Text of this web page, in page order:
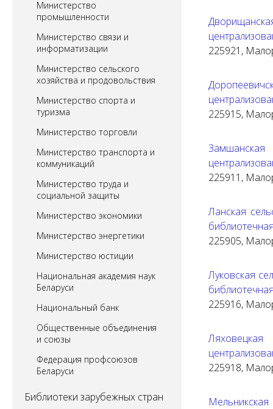
Министерство
промышленности
Министерство связи и
информатизации
Министерство сельского
хозяйства и продовольствия
Министерство спорта и
туризма
Министерство торговли
Министерство транспорта и
коммуникаций
Министерство труда и
социальной защиты
Министерство экономики
Министерство энергетики
Министерство юстиции
Национальная академия наук
Беларуси
Национальный банк
Общественные объединения
и союзы
Федерация профсоюзов
Беларуси
Библиотеки зарубежных стран
225921,
225915,
225911,
Ланская
225905,
Луковская
225916,
225918,